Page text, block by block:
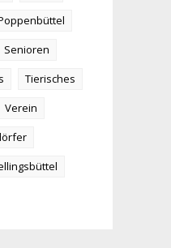
Senioren
Tierisches
Verein